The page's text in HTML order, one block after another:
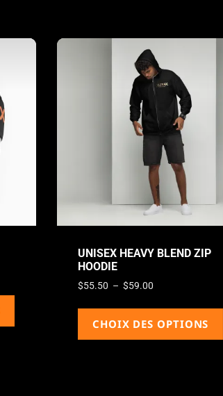
UNISEX HEAVY BLEND ZIP
HOODIE
$55.50 – $59.00
CHOIX DES OPTIONS